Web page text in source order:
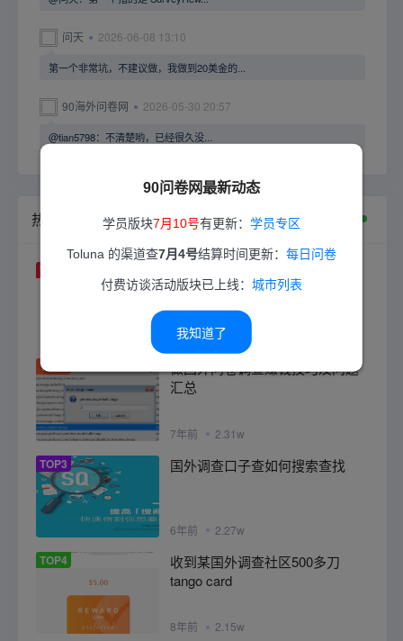
90问卷网最新动态
学员版块7月10号有更新： 学员专区
Toluna 的渠道查7月4号结算时间更新： 每日问卷
付费访谈活动版块已上线： 城市列表
我知道了
问天 2026-06-08 13:10
第一个非常坑，不建议做，我做到20美金的...
90海外问卷网 2026-05-30 20:57
@tian5798：不清楚哟，已经很久没...
热门答卷教程
TOP1
使用？
8年前 2.71w
TOP2
做国外问卷调查赚钱技巧及问题
汇总
7年前 2.31w
TOP3 国外调查口子查如何搜索查找
6年前 2.27w
TOP4
收到某国外调查社区500多刀
tango card
8年前 2.15w